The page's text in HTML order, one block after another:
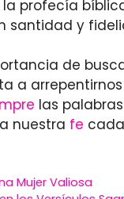
profecía
y
de
a
las
nuestra fe
Mujer Valiosa